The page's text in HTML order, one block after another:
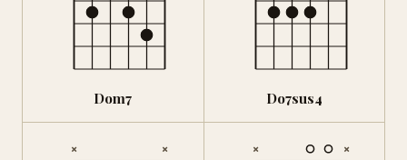
Dom7 Do7sus4
× × × ×